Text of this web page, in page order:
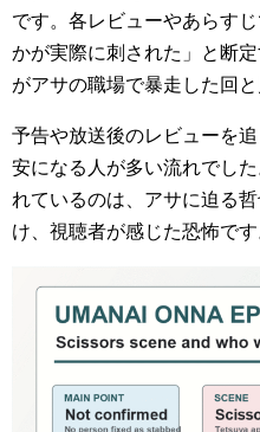
です。各レビューやあらす
かが実際に刺された」と断
がアサの職場で暴走した回と
予告や放送後のレビューを
安になる人が多い流れでし
れているのは、アサに迫る
け、視聴者が感じた恐怖です